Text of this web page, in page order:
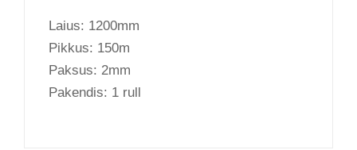
Laius: 1200mm
Pikkus: 150m
Paksus: 2mm
Pakendis: 1 rull